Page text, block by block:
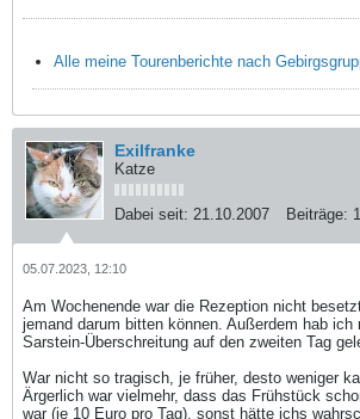
Alle meine Tourenberichte nach
Exilfranke
Katze
Dabei seit: 21.10.2007 Beiträge:
05.07.2023, 12:10
Am Wochenende war die Rezeption nicht
jemand darum bitten können. Außerdem hab ich
Sarstein-Überschreitung auf den zweiten Tag
War nicht so tragisch, je früher, desto weniger
Ärgerlich war vielmehr, dass das Frühstück
war (je 10 Euro pro Tag), sonst hätte ichs